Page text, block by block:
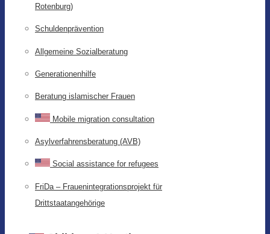
Rotenburg)
Schuldenprävention
Allgemeine Sozialberatung
Generationenhilfe
Beratung islamischer Frauen
Mobile migration consultation
Asylverfahrensberatung (AVB)
Social assistance for refugees
FriDa – Frauenintegrationsprojekt für
Drittstaatangehörige